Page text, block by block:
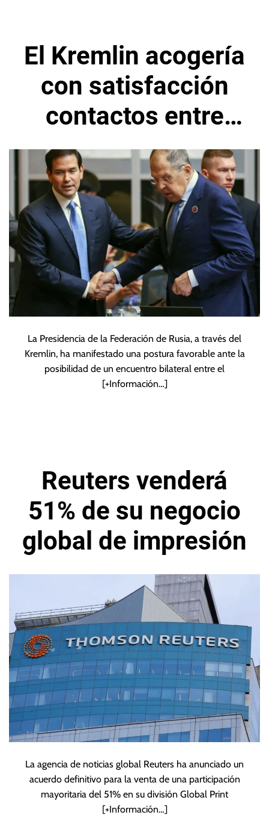
El Kremlin acogería
con satisfacción
contactos entre
Rubio y Lavrov en
Manila
La Presidencia de la Federación de Rusia, a través del
Kremlin, ha manifestado una postura favorable ante la
posibilidad de un encuentro bilateral entre el
[+Información…]
Reuters venderá
51% de su negocio
global de impresión
La agencia de noticias global Reuters ha anunciado un
acuerdo definitivo para la venta de una participación
mayoritaria del 51% en su división Global Print
[+Información…]